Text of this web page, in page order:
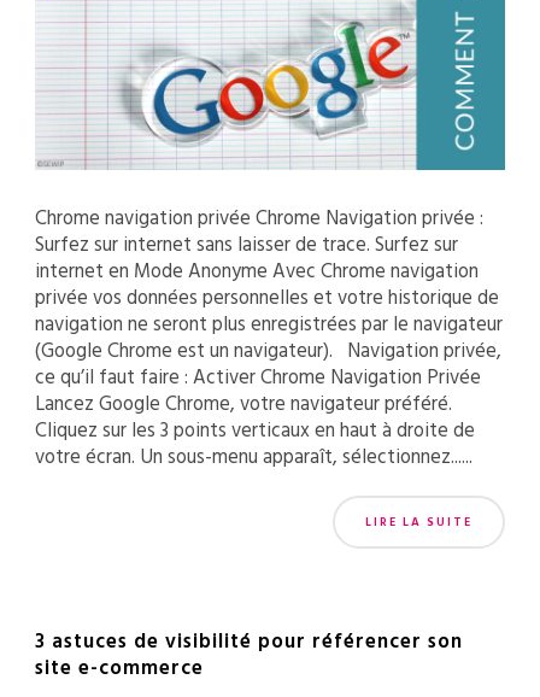
Chrome navigation privée Chrome Navigation privée :
Surfez sur internet sans laisser de trace. Surfez sur
internet en Mode Anonyme Avec Chrome navigation
privée vos données personnelles et votre historique de
navigation ne seront plus enregistrées par le navigateur
(Google Chrome est un navigateur). Navigation privée,
ce qu’il faut faire : Activer Chrome Navigation Privée
Lancez Google Chrome, votre navigateur préféré.
Cliquez sur les 3 points verticaux en haut à droite de
votre écran. Un sous-menu apparaît, sélectionnez......
LIRE LA SUITE
3 astuces de visibilité pour référencer son
site e-commerce